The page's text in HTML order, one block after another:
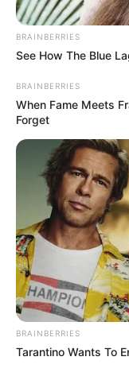
Δείτε όλες τις
BRAINBERRIES
See How The Blue
BRAINBERRIES
When Fame Meets
Forget
BRAINBERRIES
Tarantino Wants To